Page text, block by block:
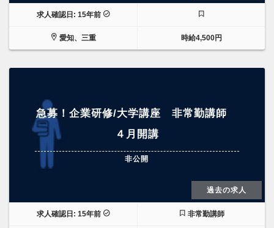
求人確認日: 15年前
愛知、三重 時給4,500円
急募！企業研修/大学講座 非常勤講師
４月開講
非公開
過去の求人
求人確認日: 15年前 非常勤講師